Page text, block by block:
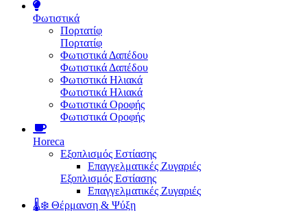
Φωτιστικά
Πορτατίφ
Πορτατίφ
Φωτιστικά Δαπέδου
Φωτιστικά Δαπέδου
Φωτιστικά Ηλιακά
Φωτιστικά Ηλιακά
Φωτιστικά Οροφής
Φωτιστικά Οροφής
Horeca
Εξοπλισμός Εστίασης
Επαγγελματικές Ζυγαριές
Εξοπλισμός Εστίασης
Επαγγελματικές Ζυγαριές
🌡️❄️ Θέρμανση & Ψύξη